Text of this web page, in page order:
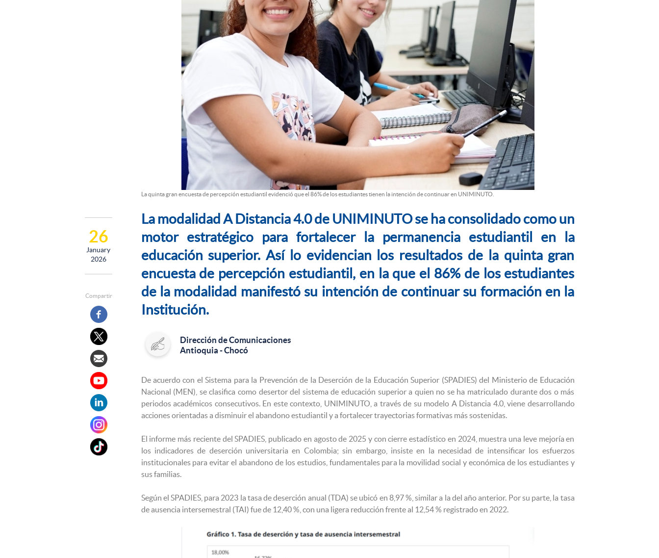
La quinta gran encuesta de percepción estudiantil evidenció que el 86% de los estudiantes tienen la intención de continuar en UNIMINUTO.
La modalidad A Distancia 4.0 de UNIMINUTO se ha consolidado como un
motor estratégico para fortalecer la permanencia estudiantil en la
educación superior. Así lo evidencian los resultados de la quinta gran
encuesta de percepción estudiantil, en la que el 86% de los estudiantes
de la modalidad manifestó su intención de continuar su formación en la
Institución.
Dirección de Comunicaciones
Antioquia - Chocó
De acuerdo con el Sistema para la Prevención de la Deserción de la Educación Superior (SPADIES) del Ministerio de Educación
Nacional (MEN), se clasifica como desertor del sistema de educación superior a quien no se ha matriculado durante dos o más
periodos académicos consecutivos. En este contexto, UNIMINUTO, a través de su modelo A Distancia 4.0, viene desarrollando
acciones orientadas a disminuir el abandono estudiantil y a fortalecer trayectorias formativas más sostenidas.
El informe más reciente del SPADIES, publicado en agosto de 2025 y con cierre estadístico en 2024, muestra una leve mejoría en
los indicadores de deserción universitaria en Colombia; sin embargo, insiste en la necesidad de intensificar los esfuerzos
institucionales para evitar el abandono de los estudios, fundamentales para la movilidad social y económica de los estudiantes y
sus familias.
Según el SPADIES, para 2023 la tasa de deserción anual (TDA) se ubicó en 8,97 %, similar a la del año anterior. Por su parte, la tasa
de ausencia intersemestral (TAI) fue de 12,40 %, con una ligera reducción frente al 12,54 % registrado en 2022.
26
January
2026
Compartir